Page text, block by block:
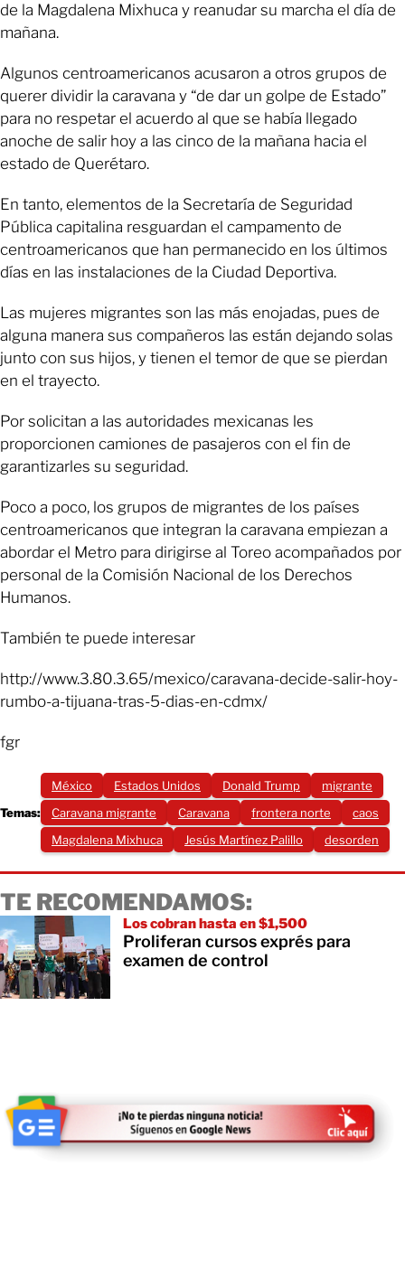
de la Magdalena Mixhuca y reanudar su marcha el día de
mañana.
Algunos centroamericanos acusaron a otros grupos de
querer dividir la caravana y “de dar un golpe de Estado”
para no respetar el acuerdo al que se había llegado
anoche de salir hoy a las cinco de la mañana hacia el
estado de Querétaro.
En tanto, elementos de la Secretaría de Seguridad
Pública capitalina resguardan el campamento de
centroamericanos que han permanecido en los últimos
días en las instalaciones de la Ciudad Deportiva.
Las mujeres migrantes son las más enojadas, pues de
alguna manera sus compañeros las están dejando solas
junto con sus hijos, y tienen el temor de que se pierdan
en el trayecto.
Por solicitan a las autoridades mexicanas les
proporcionen camiones de pasajeros con el fin de
garantizarles su seguridad.
Poco a poco, los grupos de migrantes de los países
centroamericanos que integran la caravana empiezan a
abordar el Metro para dirigirse al Toreo acompañados por
personal de la Comisión Nacional de los Derechos
Humanos.
También te puede interesar
http://www.3.80.3.65/mexico/caravana-decide-salir-hoy-
rumbo-a-tijuana-tras-5-dias-en-cdmx/
fgr
Temas:
México Estados Unidos Donald Trump
migrante
Caravana migrante
Caravana frontera norte
caos
Magdalena Mixhuca
Jesús Martínez Palillo desorden
TE RECOMENDAMOS:
Los cobran hasta en $1,500
Proliferan cursos exprés para
examen de control